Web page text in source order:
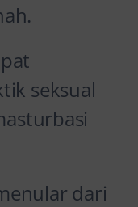
seksual
dari